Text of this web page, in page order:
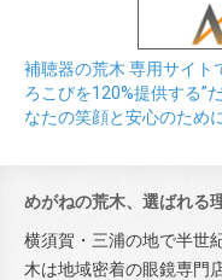
補聴器の荒木 専用サイト
ろこびを120%提供する”
なたの笑顔と安心のため
めがねの荒木、選ばれる
横須賀・三浦の地で半世
木は地域密着の眼鏡専門